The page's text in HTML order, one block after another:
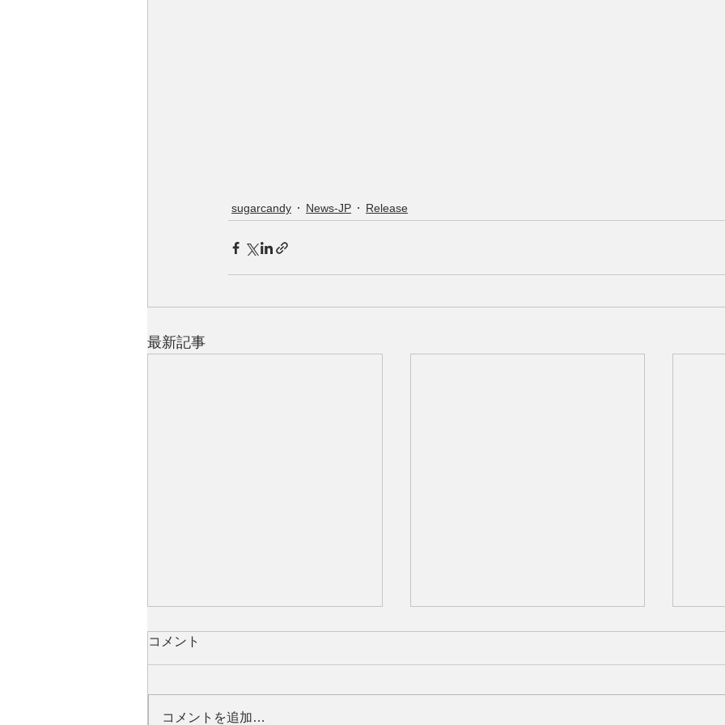
sugarcandy News-JP Release
最新記事
コメント
コメントを追加…